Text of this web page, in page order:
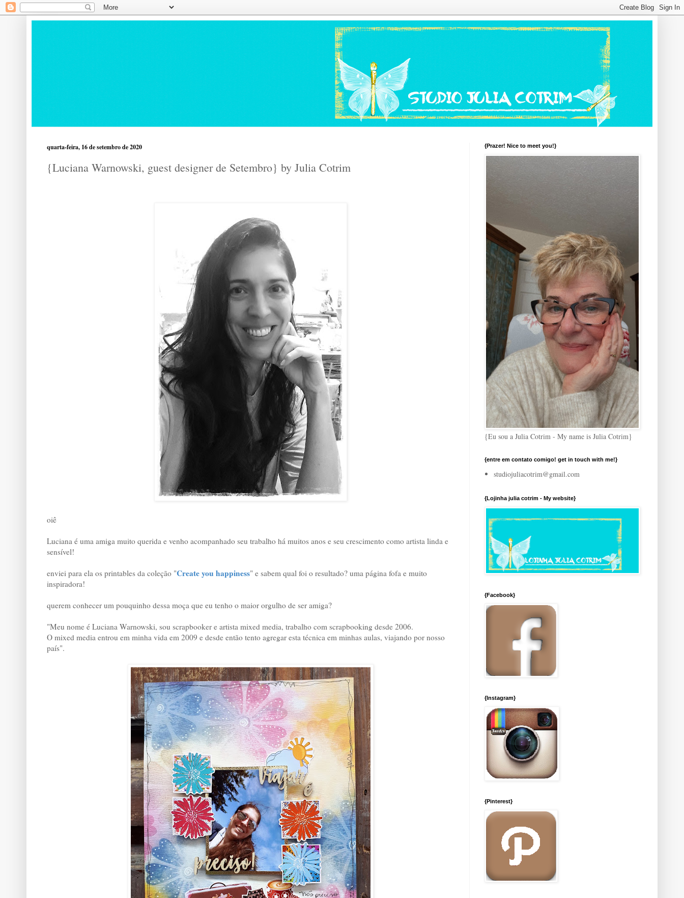
quarta-feira, 16 de setembro de 2020
{Luciana Warnowski, guest designer de Setembro} by Julia Cotrim
oiê
Luciana é uma amiga muito querida e venho acompanhado seu trabalho há muitos anos e seu crescimento como artista linda e
sensível!
enviei para ela os printables da coleção "Create you happiness" e sabem qual foi o resultado? uma página fofa e muito
inspiradora!
querem conhecer um pouquinho dessa moça que eu tenho o maior orgulho de ser amiga?
"Meu nome é Luciana Warnowski, sou scrapbooker e artista mixed media, trabalho com scrapbooking desde 2006.
O mixed media entrou em minha vida em 2009 e desde então tento agregar esta técnica em minhas aulas, viajando por nosso
país".
{Prazer! Nice to meet you!}
{Eu sou a Julia Cotrim - My name is Julia Cotrim}
{entre em contato comigo! get in touch with me!}
studiojuliacotrim@gmail.com
{Lojinha julia cotrim - My website}
{Facebook}
{Instagram}
{Pinterest}